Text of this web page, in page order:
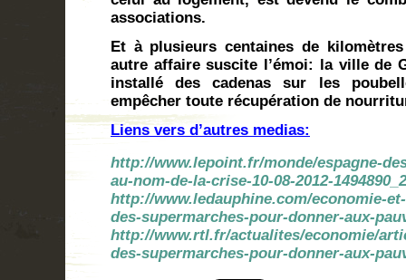
associations.
Et à plusieurs centaines de
autre affaire suscite l’émoi: la ville de
installé des cadenas sur les
empêcher toute récupération de
Liens vers d’autres medias:
http://www.lepoint.fr/monde/espagne-
au-nom-de-la-crise-10-08-2012-
http://www.ledauphine.com/economie-
des-supermarches-pour-donner-aux-
http://www.rtl.fr/actualites/economie/
des-supermarches-pour-donner-aux-